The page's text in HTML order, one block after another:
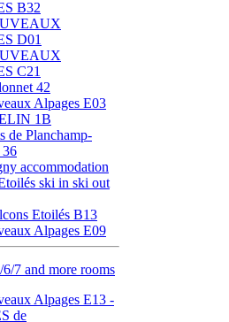
B32
D01
C21
42
Alpages E03
1B
de Planchamp-
36
accommodation
ski in ski out
Etoilés B13
Alpages E09
7 and more rooms
Alpages E13 -
de